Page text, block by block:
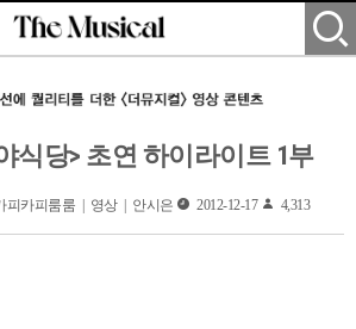
식당> 초연 하이라이트 1부
피카피룸룸 | 영상 | 안시은 2012-12-17 4,313